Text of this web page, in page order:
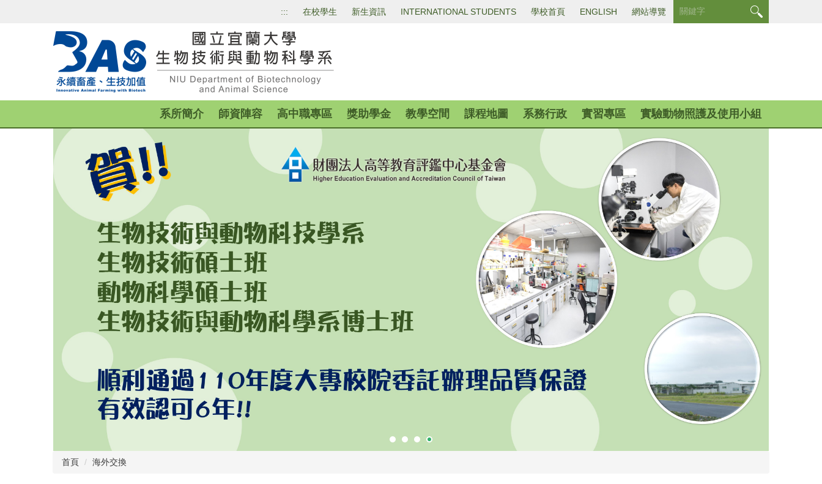
::: 在校學生 新生資訊 INTERNATIONAL STUDENTS 學校首頁 ENGLISH 網站導覽
系所簡介 師資陣容 高中職專區 獎助學金 教學空間 課程地圖 系務行政 實習專區 實驗動物照護及使用小組
首頁 海外交換